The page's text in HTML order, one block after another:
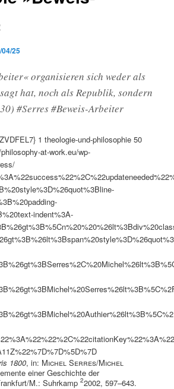
25
organisieren sich weder als
hat, noch als Republik, sondern
#Serres #Beweis-Arbeiter
1 theologie-und-philosophie 50
at-work.eu/wp-
indent%3A-
1800, in: Michel Serres/Michel
einer Geschichte der
M.: Suhrkamp22002, 597–643.